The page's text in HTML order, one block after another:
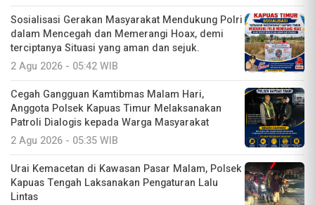
Sosialisasi Gerakan Masyarakat Mendukung Polri
dalam Mencegah dan Memerangi Hoax, demi
terciptanya Situasi yang aman dan sejuk.
2 Agu 2026 - 05:42 WIB
Cegah Gangguan Kamtibmas Malam Hari,
Anggota Polsek Kapuas Timur Melaksanakan
Patroli Dialogis kepada Warga Masyarakat
2 Agu 2026 - 05:35 WIB
Urai Kemacetan di Kawasan Pasar Malam, Polsek
Kapuas Tengah Laksanakan Pengaturan Lalu
Lintas